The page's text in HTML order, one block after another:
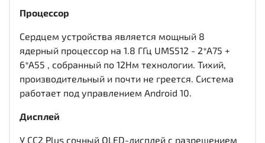
Процессор
Сердцем устройства является мощный 8
ядерный процессор на 1.8 ГГц UMS512 - 2*A75 +
6*A55 , собранный по 12Нм технологии. Тихий,
производительный и почти не греется. Система
работает под управлением Android 10.
Дисплей
У CC2 Plus сочный QLED-дисплей c разрешением